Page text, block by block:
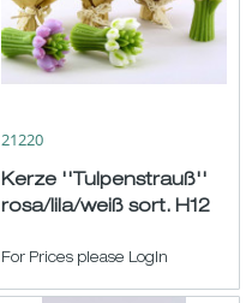
21220
Kerze ''Tulpenstrauß''
rosa/lila/weiß sort. H12
For Prices please LogIn